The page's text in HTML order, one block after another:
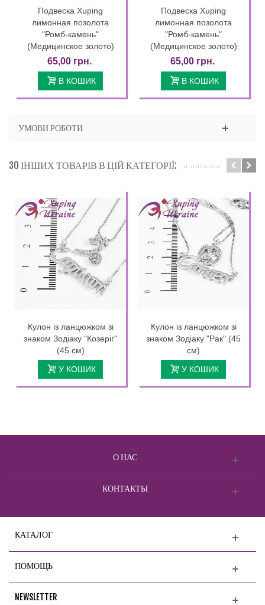
Подвеска Xuping
лимонная позолота
"Ромб-камень"
(Медицинское золото)
65,00 грн.
В КОШИК
Подвеска Xuping
лимонная позолота
"Ромб-камень"
(Медицинское золото)
65,00 грн.
В КОШИК
УМОВИ РОБОТИ
30 ІНШИХ ТОВАРІВ В ЦІЙ КАТЕГОРІЇ:
Кулон із ланцюжком зі
знаком Зодіаку "Козеріг"
(45 см)
У КОШИК
Кулон із ланцюжком зі
знаком Зодіаку "Рак" (45
см)
У КОШИК
О НАС
КОНТАКТЫ
КАТАЛОГ
ПОМОЩЬ
NEWSLETTER